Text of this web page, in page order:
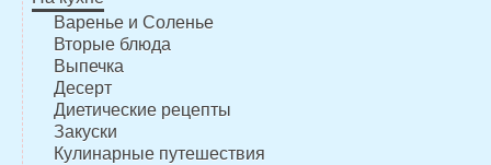
Варенье и Соленье
Вторые блюда
Выпечка
Десерт
Диетические рецепты
Закуски
Кулинарные путешествия